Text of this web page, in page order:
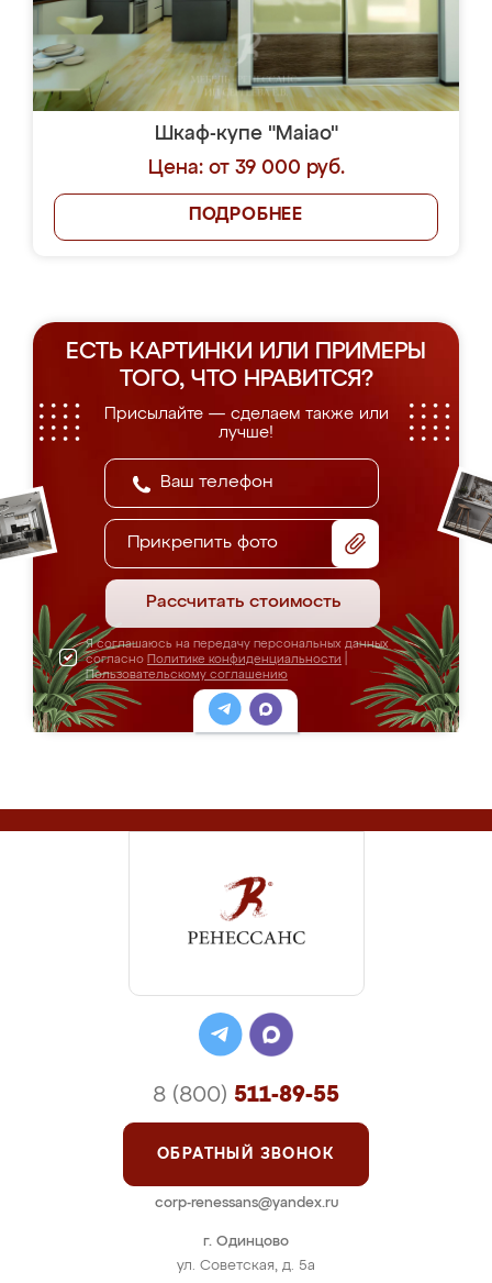
Шкаф-купе "Maiao"
Цена: от 39 000 руб.
ПОДРОБНЕЕ
ЕСТЬ КАРТИНКИ ИЛИ ПРИМЕРЫ
ТОГО, ЧТО НРАВИТСЯ?
Присылайте — сделаем также или
лучше!
Прикрепить фото
Рассчитать стоимость
Я соглашаюсь на передачу персональных данных
согласно Политике конфиденциальности
Пользовательскому соглашению
г. Одинцово
ул. Советская, д. 5а
8 (800) 511-89-55
ОБРАТНЫЙ ЗВОНОК
corp-renessans@yandex.ru